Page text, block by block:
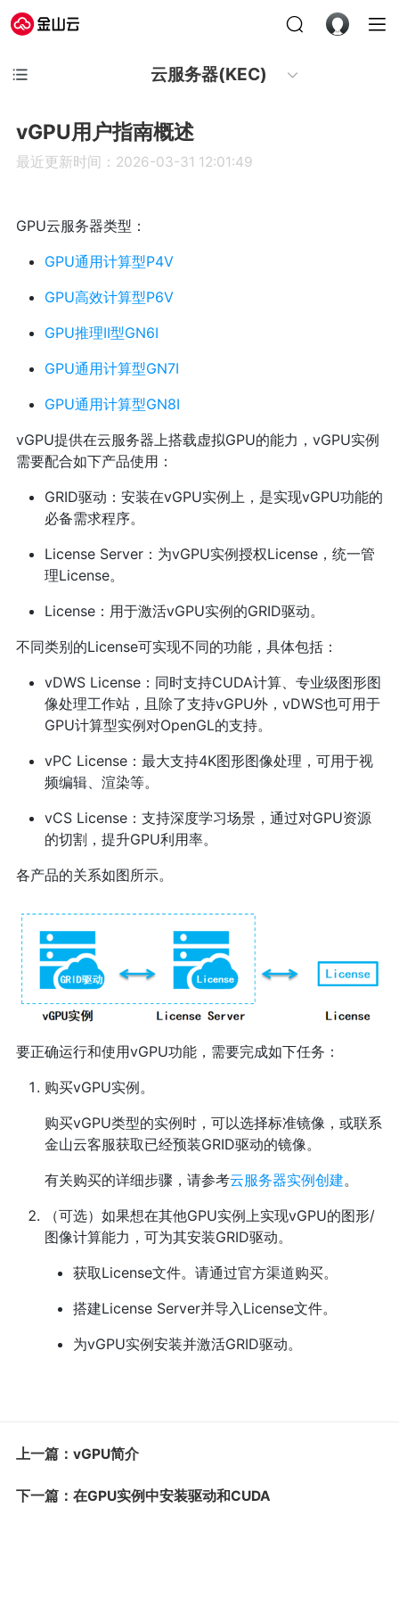
云服务器(KEC)
vGPU用户指南概述
最近更新时间：2026-03-31 12:01:49
GPU云服务器类型：
GPU通用计算型P4V
GPU高效计算型P6V
GPU推理II型GN6I
GPU通用计算型GN7I
GPU通用计算型GN8I
vGPU提供在云服务器上搭载虚拟GPU的能力，vGPU实例
需要配合如下产品使用：
GRID驱动：安装在vGPU实例上，是实现vGPU功能的
必备需求程序。
License Server：为vGPU实例授权License，统一管
理License。
License：用于激活vGPU实例的GRID驱动。
不同类别的License可实现不同的功能，具体包括：
vDWS License：同时支持CUDA计算、专业级图形图
像处理工作站，且除了支持vGPU外，vDWS也可用于
GPU计算型实例对OpenGL的支持。
vPC License：最大支持4K图形图像处理，可用于视
频编辑、渲染等。
vCS License：支持深度学习场景，通过对GPU资源
的切割，提升GPU利用率。
各产品的关系如图所示。
要正确运行和使用vGPU功能，需要完成如下任务：
购买vGPU实例。
购买vGPU类型的实例时，可以选择标准镜像，或联系
金山云客服获取已经预装GRID驱动的镜像。
有关购买的详细步骤，请参考云服务器实例创建。
（可选）如果想在其他GPU实例上实现vGPU的图形/
图像计算能力，可为其安装GRID驱动。
获取License文件。请通过官方渠道购买。
搭建License Server并导入License文件。
为vGPU实例安装并激活GRID驱动。
上一篇：vGPU简介
下一篇：在GPU实例中安装驱动和CUDA